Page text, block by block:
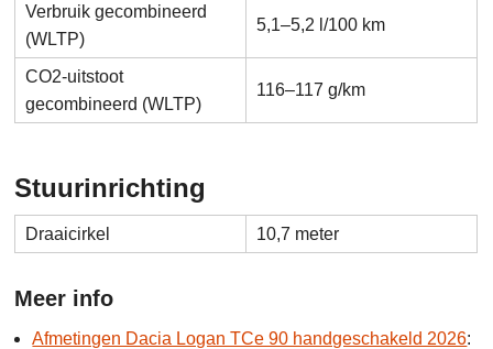
Verbruik gecombineerd
(WLTP)
5,1–5,2 l/100 km
CO2-uitstoot
gecombineerd (WLTP)
116–117 g/km
Stuurinrichting
Draaicirkel 10,7 meter
Meer info
Afmetingen Dacia Logan TCe 90 handgeschakeld 2026: